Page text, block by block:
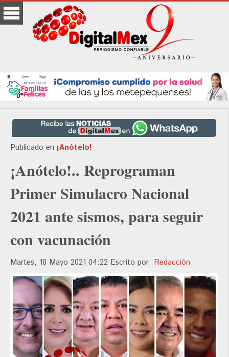
Publicado en ¡Anótelo!
¡Anótelo!.. Reprograman
Primer Simulacro Nacional
2021 ante sismos, para seguir
con vacunación
Martes, 18 Mayo 2021 04:22 Escrito por Redacción